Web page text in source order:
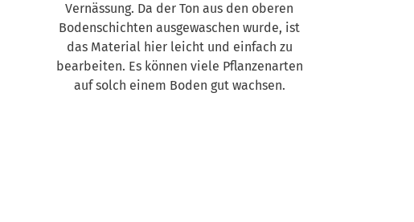
Vernässung. Da der Ton aus den oberen
Bodenschichten ausgewaschen wurde, ist
das Material hier leicht und einfach zu
bearbeiten. Es können viele Pflanzenarten
auf solch einem Boden gut wachsen.